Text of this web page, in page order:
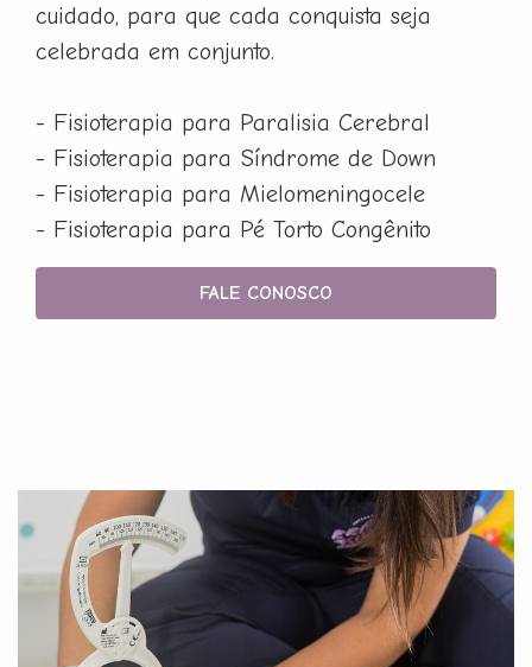
cuidado, para que cada conquista seja
celebrada em conjunto.
- Fisioterapia para Paralisia Cerebral
- Fisioterapia para Síndrome de Down
- Fisioterapia para Mielomeningocele
- Fisioterapia para Pé Torto Congênito
FALE CONOSCO